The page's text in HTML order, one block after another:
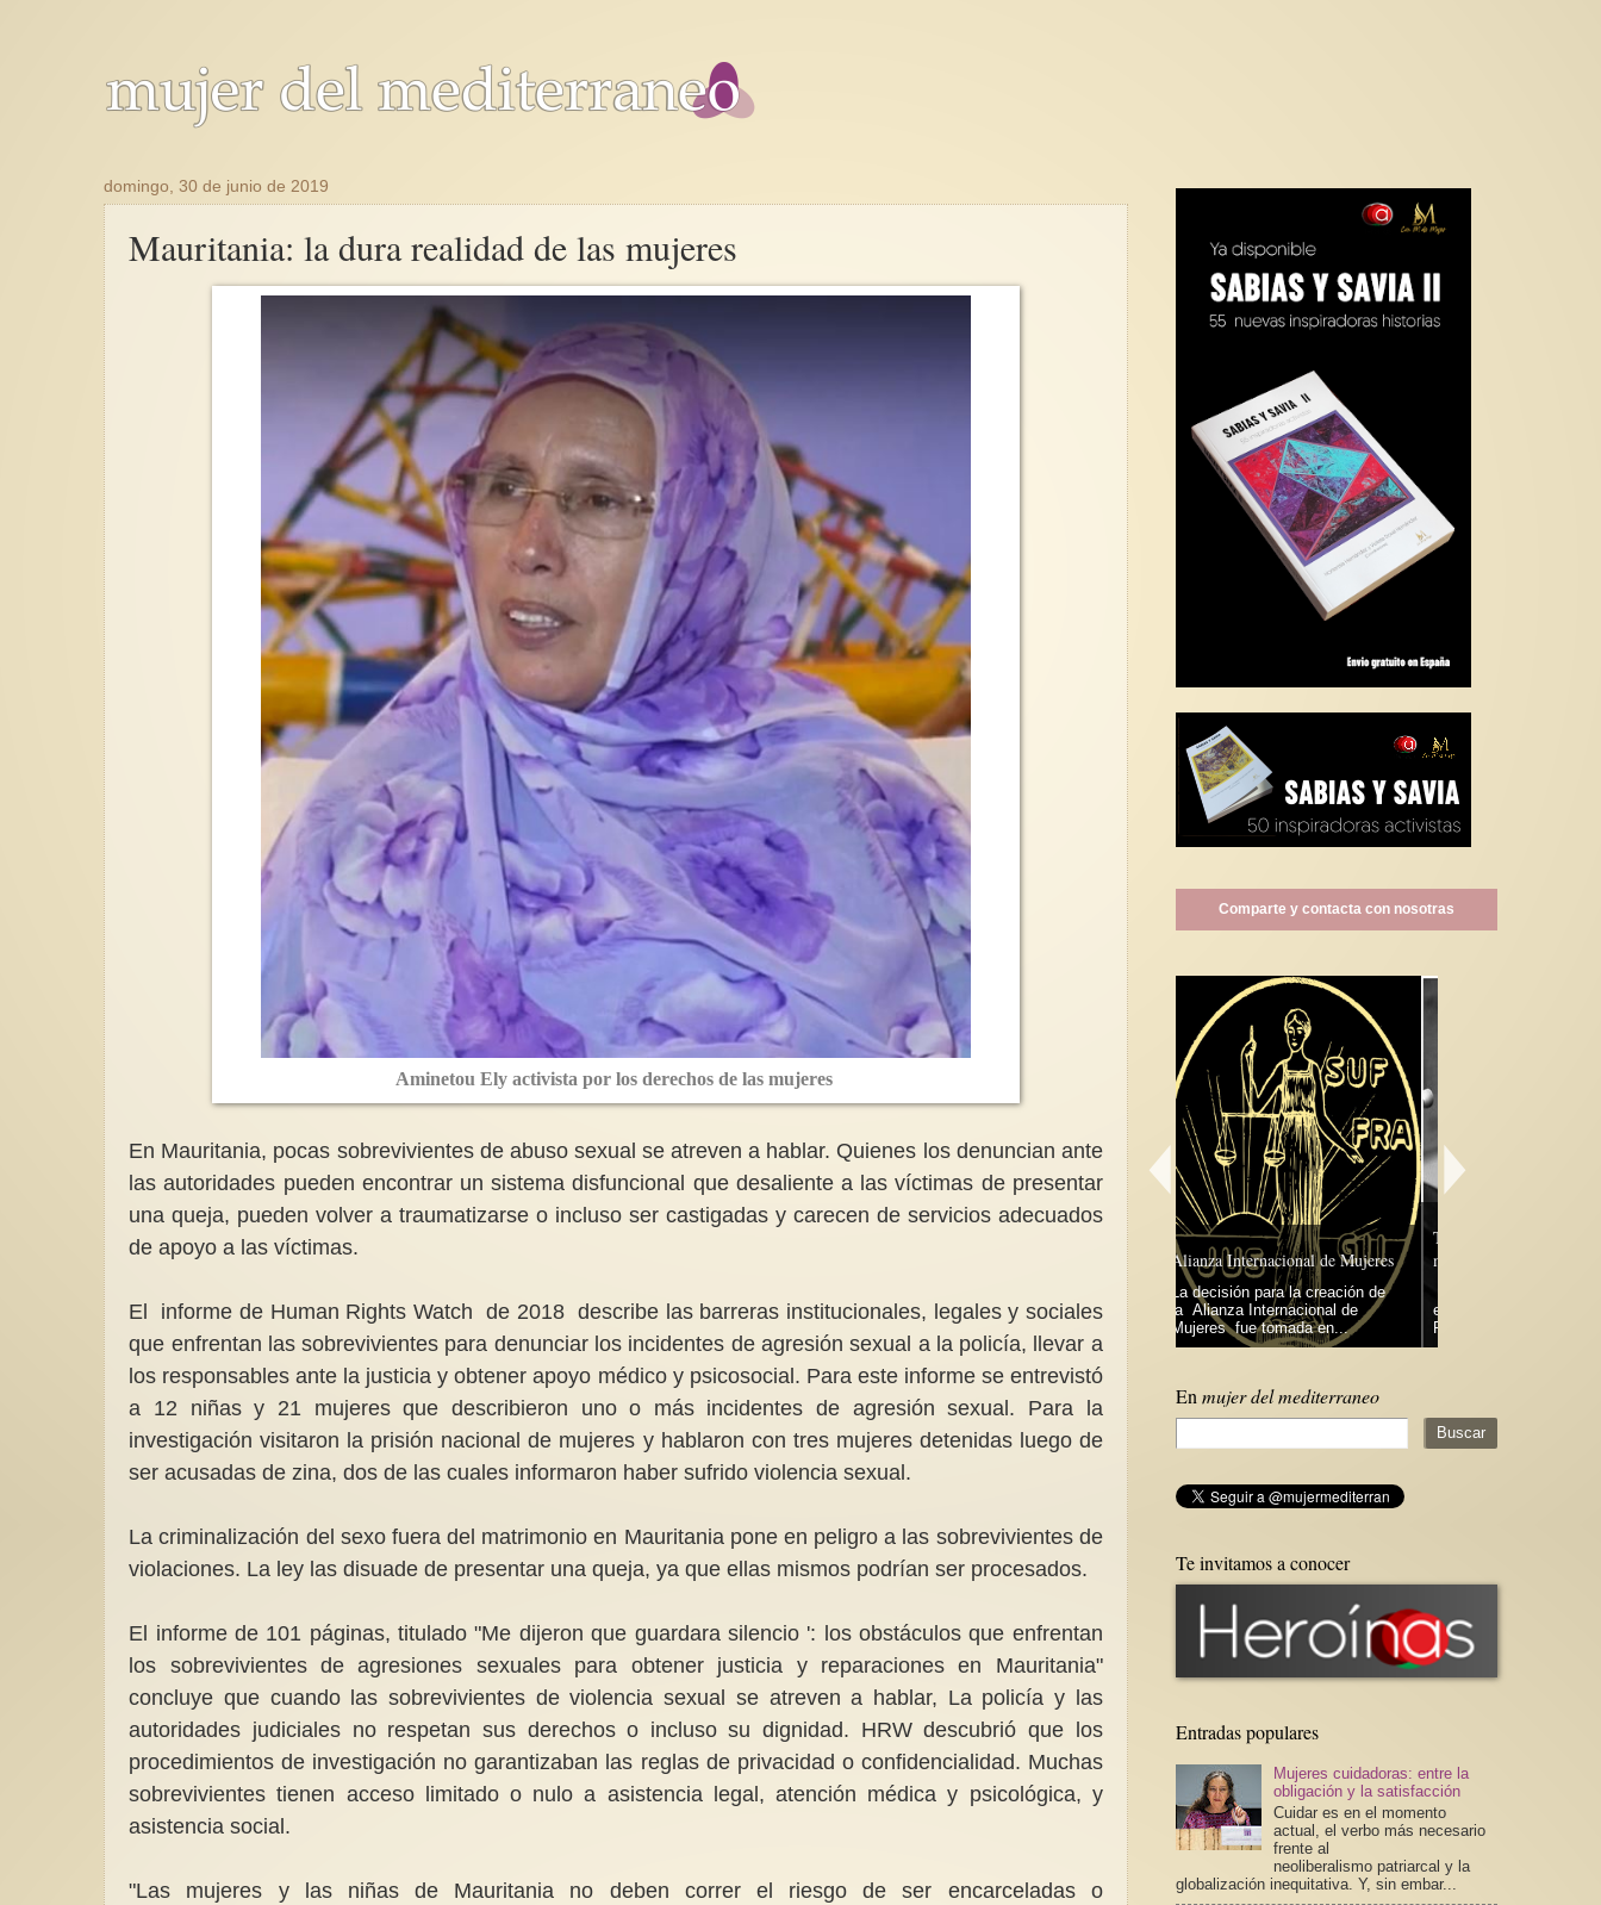
domingo, 30 de junio de 2019
Mauritania: la dura realidad de las mujeres
Aminetou Ely activista por los derechos de las mujeres
En Mauritania, pocas sobrevivientes de abuso sexual se atreven a hablar. Quienes los denuncian ante
las autoridades pueden encontrar un sistema disfuncional que desaliente a las víctimas de presentar
una queja, pueden volver a traumatizarse o incluso ser castigadas y carecen de servicios adecuados
de apoyo a las víctimas.
El informe de Human Rights Watch de 2018 describe las barreras institucionales, legales y sociales
que enfrentan las sobrevivientes para denunciar los incidentes de agresión sexual a la policía, llevar a
los responsables ante la justicia y obtener apoyo médico y psicosocial. Para este informe se entrevistó
a 12 niñas y 21 mujeres que describieron uno o más incidentes de agresión sexual. Para la
investigación visitaron la prisión nacional de mujeres y hablaron con tres mujeres detenidas luego de
ser acusadas de zina, dos de las cuales informaron haber sufrido violencia sexual.
La criminalización del sexo fuera del matrimonio en Mauritania pone en peligro a las sobrevivientes de
violaciones. La ley las disuade de presentar una queja, ya que ellas mismos podrían ser procesados.
El informe de 101 páginas, titulado "Me dijeron que guardara silencio ': los obstáculos que enfrentan
los sobrevivientes de agresiones sexuales para obtener justicia y reparaciones en Mauritania"
concluye que cuando las sobrevivientes de violencia sexual se atreven a hablar, La policía y las
autoridades judiciales no respetan sus derechos o incluso su dignidad. HRW descubrió que los
procedimientos de investigación no garantizaban las reglas de privacidad o confidencialidad. Muchas
sobrevivientes tienen acceso limitado o nulo a asistencia legal, atención médica y psicológica, y
asistencia social.
"Las mujeres y las niñas de Mauritania no deben correr el riesgo de ser encarceladas o
Comparte y contacta con nosotras
Apoya con nosotras la concesión
del premio René Cassin a Francesca
Albanese para el Premio René
Alianza Internacional de Mujeres
La decisión para la creación de
la Alianza Internacional de
Mujeres fue tomada en...
Tres años unidas moviendo al
mundo, y una grande para celebrar
Esta historia de letras comenzó
en la primavera del 2020 cuando
Feminismo, que es una de las...
En mujer del mediterraneo
Te invitamos a conocer
Entradas populares
Mujeres cuidadoras: entre la
obligación y la satisfacción
Cuidar es en el momento
actual, el verbo más necesario
frente al
neoliberalismo patriarcal y la
globalización inequitativa. Y, sin embar...